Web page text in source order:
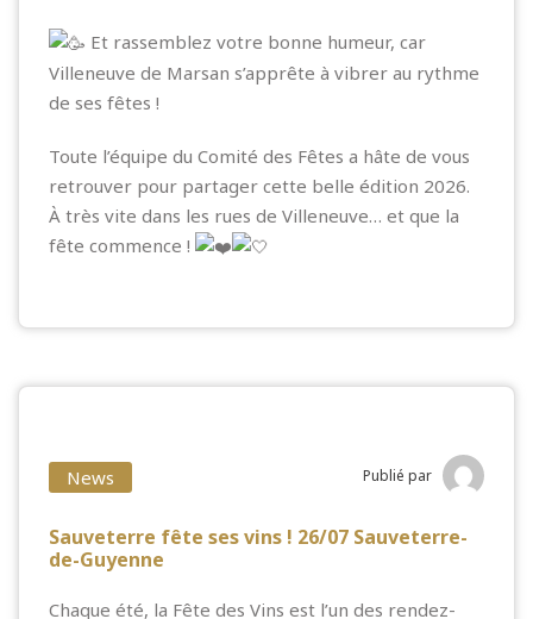
Et rassemblez votre bonne humeur, car
Villeneuve de Marsan s’apprête à vibrer au rythme
de ses fêtes !
Toute l’équipe du Comité des Fêtes a hâte de vous
retrouver pour partager cette belle édition 2026.
À très vite dans les rues de Villeneuve… et que la
fête commence !
News Publié par
Sauveterre fête ses vins ! 26/07 Sauveterre-
de-Guyenne
Chaque été, la Fête des Vins est l’un des rendez-